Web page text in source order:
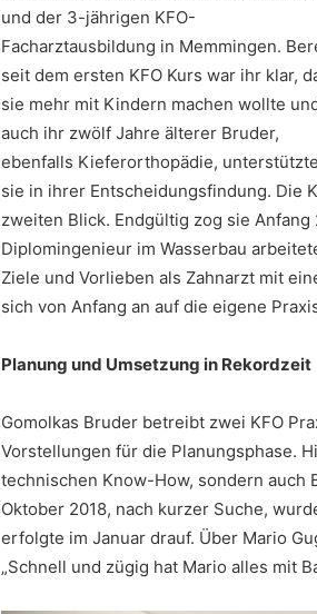
und der 3-jährigen KFO-
Facharztausbildung in Memmingen.
seit dem ersten KFO Kurs war ihr klar,
sie mehr mit Kindern machen wollte
auch ihr zwölf Jahre älterer Bruder,
ebenfalls Kieferorthopädie, unterstützte
sie in ihrer Entscheidungsfindung. Die
zweiten Blick. Endgültig zog sie
Diplomingenieur im Wasserbau
Ziele und Vorlieben als Zahnarzt mit
sich von Anfang an auf die eigene
Planung und Umsetzung in Rekordzeit
Gomolkas Bruder betreibt zwei KFO
Vorstellungen für die Planungsphase.
technischen Know-How, sondern auch
Oktober 2018, nach kurzer Suche,
erfolgte im Januar drauf. Über Mario
„Schnell und zügig hat Mario alles mit